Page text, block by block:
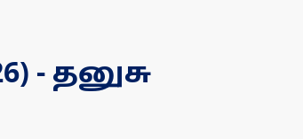
- தனுசு